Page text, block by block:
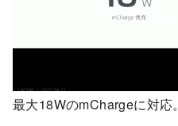
最大18WのmChargeに対応。